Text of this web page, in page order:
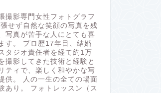
撮影専門女性フォトグラフ
せず自然な笑顔の写真を残
写真が苦手な人にとても喜
す。 プロ歴17年目、結婚
タジオ責任者を経て約1万
撮影してきた技術と経験と
ティで、楽しく和やかな写
供。 人の一生の全ての場面
あり。 フォトレッスン（ス